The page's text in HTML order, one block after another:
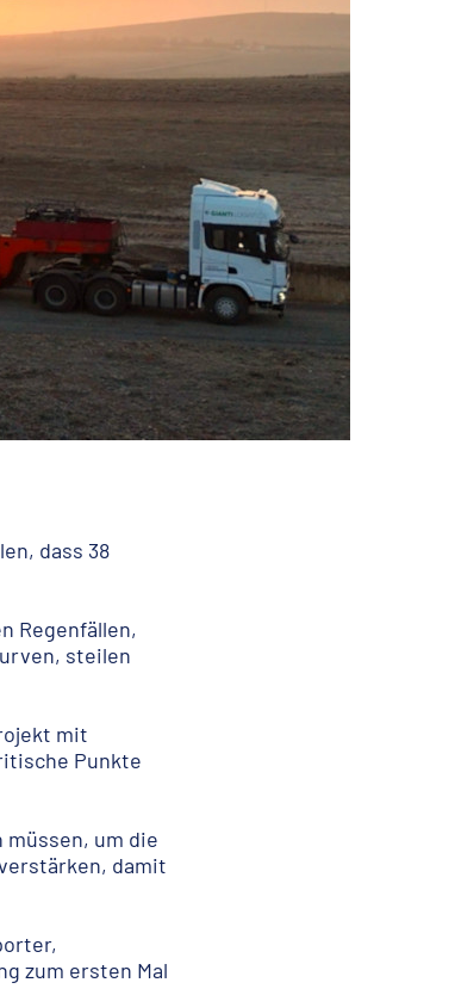
dass 38
Regenfällen,
steilen
mit
Punkte
um die
damit
zum ersten Mal